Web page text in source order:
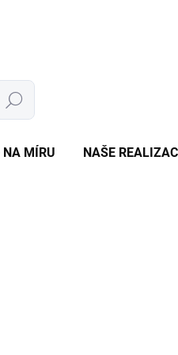
Hledat
NA MÍRU NAŠE